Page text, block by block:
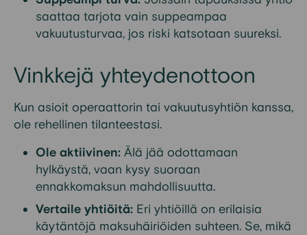
saattaa tarjota vain suppeampaa
vakuutusturvaa, jos riski katsotaan suureksi.
Vinkkejä yhteydenottoon
Kun asioit operaattorin tai vakuutusyhtiön kanssa,
ole rehellinen tilanteestasi.
Ole aktiivinen: Älä jää odottamaan
hylkäystä, vaan kysy suoraan
ennakkomaksun mahdollisuutta.
Vertaile yhtiöitä: Eri yhtiöillä on erilaisia
käytäntöjä maksuhäiriöiden suhteen. Se, mikä